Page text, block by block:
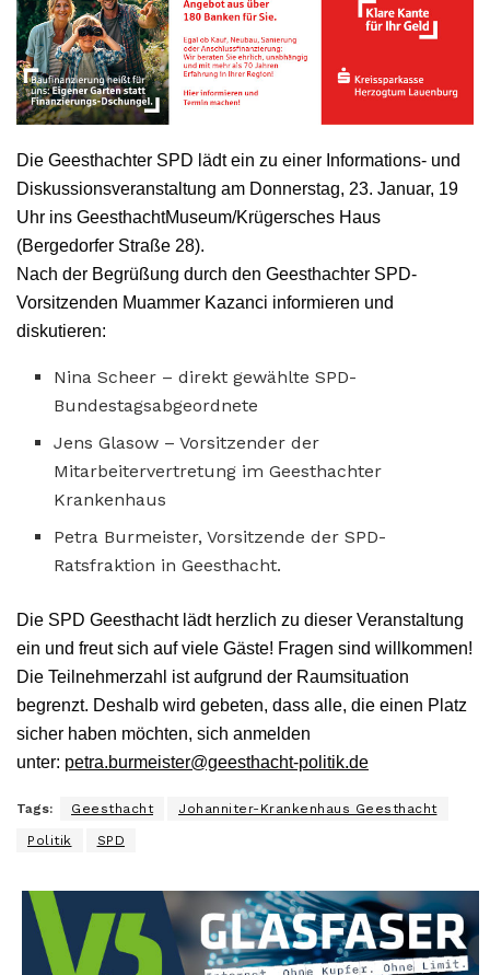
Die Geesthachter SPD lädt ein zu einer Informations- und
Diskussionsveranstaltung am Donnerstag, 23. Januar, 19
Uhr ins GeesthachtMuseum/Krügersches Haus
(Bergedorfer Straße 28).
Nach der Begrüßung durch den Geesthachter SPD-
Vorsitzenden Muammer Kazanci informieren und
diskutieren:
Nina Scheer – direkt gewählte SPD-
Bundestagsabgeordnete
Jens Glasow – Vorsitzender der
Mitarbeitervertretung im Geesthachter
Krankenhaus
Petra Burmeister, Vorsitzende der SPD-
Ratsfraktion in Geesthacht.
Die SPD Geesthacht lädt herzlich zu dieser Veranstaltung
ein und freut sich auf viele Gäste! Fragen sind willkommen!
Die Teilnehmerzahl ist aufgrund der Raumsituation
begrenzt. Deshalb wird gebeten, dass alle, die einen Platz
sicher haben möchten, sich anmelden
unter: petra.burmeister@geesthacht-politik.de
Tags: Geesthacht Johanniter-Krankenhaus Geesthacht
Politik SPD